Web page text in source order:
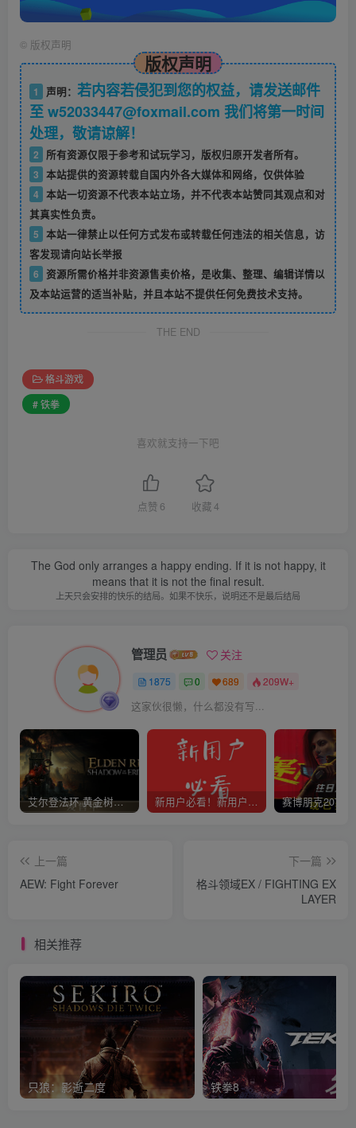
© 版权声明
版权声明
1 声明： 若内容若侵犯到您的权益，请发送邮件
至 w52033447@foxmail.com 我们将第一时间
处理，敬请谅解！
2
所有资源仅限于参考和试玩学习，版权归原开发者所有。
3 本站提供的资源转载自国内外各大媒体和网络，仅供体验
4 本站一切资源不代表本站立场，并不代表本站赞同其观点和对
其真实性负责。
5 本站一律禁止以任何方式发布或转载任何违法的相关信息，访
客发现请向站长举报
6
资源所需价格并非资源售卖价格，是收集、整理、编辑详情以
及本站运营的适当补贴，并且本站不提供任何免费技术支持。
THE END
格斗游戏
# 铁拳
喜欢就支持一下吧
点赞 6 收藏4
The God only arranges a happy ending. If it is not happy, it
means that it is not the final result.
上天只会安排的快乐的结局。如果不快乐，说明还不是最后结局
管理员 关注
1875 0 689 209W+
这家伙很懒，什么都没有写...
艾尔登法环 黄金树幽影 新用户必看！新用户必看！新用户必看！！！
上一篇
AEW: Fight Forever
下一篇
格斗领域EX / FIGHTING EX
LAYER
相关推荐
只狼：影逝二度 铁拳8